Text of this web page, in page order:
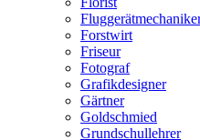
Forstwirt
Friseur
Fotograf
Grafikdesigner
Gärtner
Goldschmied
Grundschullehrer